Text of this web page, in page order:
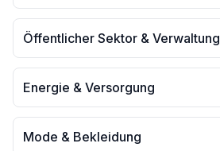
Öffentlicher Sektor & Verwaltung
Energie & Versorgung
Mode & Bekleidung